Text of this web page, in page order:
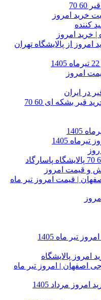
70
کننده
| خرید امروز
امروز
در ایران
پالایشگاه قیر پاسارگاد تهران | خرید قیر بشکه ای 60 70
1405
1405
و قیمت امروز
| قیمت امروز تیر ماه
تیر ماه 1405
نفت جی اصفهان | امروز تیر ماه
مرداد 1405